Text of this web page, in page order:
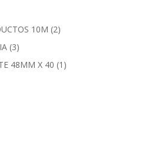
10M (2)
(3)
48MM X 40 (1)